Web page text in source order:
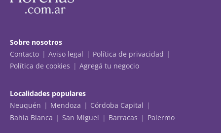
Sobre nosotros
Contacto
Aviso legal
Política de privacidad
Política de cookies
Agregá tu negocio
Localidades populares
Neuquén
Mendoza
Córdoba Capital
Bahía Blanca
San Miguel Barracas Palermo